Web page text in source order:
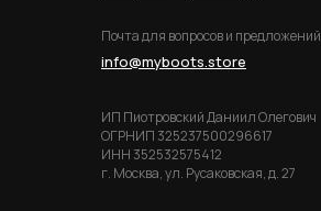
Почта для вопросов и предложений
ИП Пиотровский Даниил Олегович
ОГРНИП 325237500296617
ИНН 352532575412
г. Москва, ул. Русаковская, д. 27
info@myboots.store